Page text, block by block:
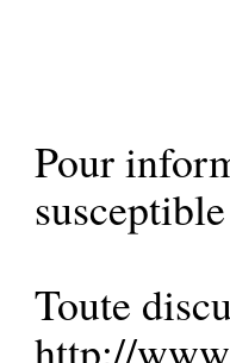
Pour
Toute
http://